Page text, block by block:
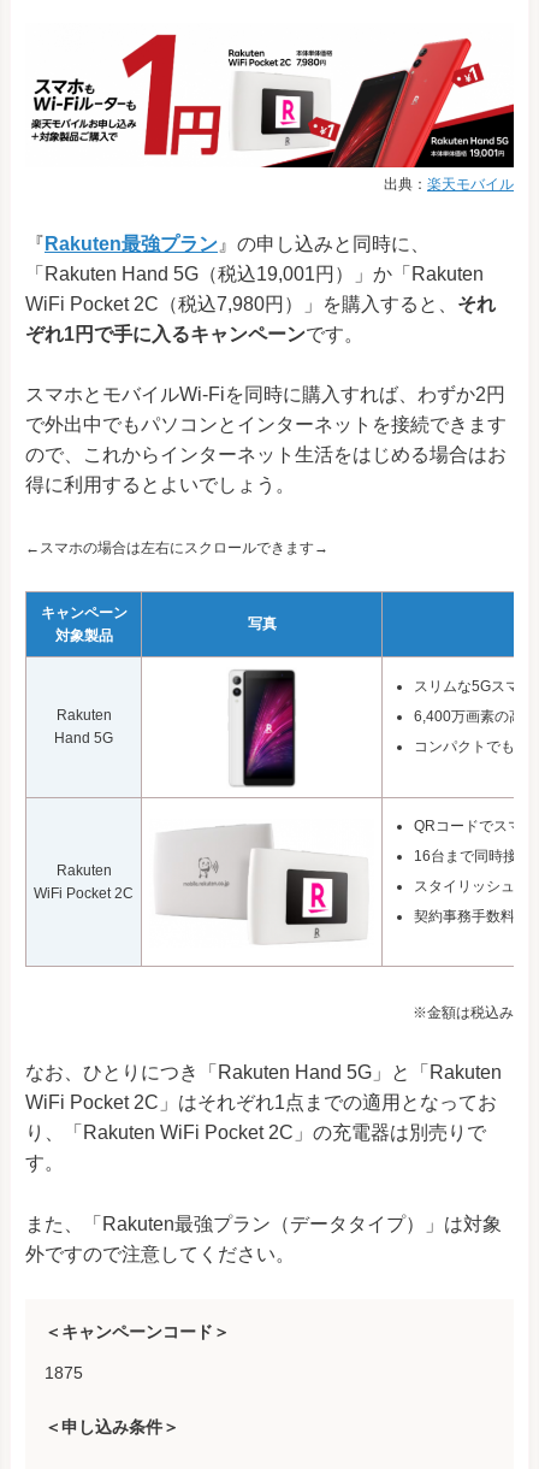
出典： 楽天モバイル
『 Rakuten最強プラン 』の申し込みと同時に、
「Rakuten Hand 5G（税込19,001円）」か「Rakuten
WiFi Pocket 2C（税込7,980円）」を購入すると、 それ
ぞれ1円で手に入るキャンペーンです。
スマホとモバイルWi-Fiを同時に購入すれば、わずか2円
で外出中でもパソコンとインターネットを接続できます
ので、これからインターネット生活をはじめる場合はお
得に利用するとよいでしょう。
←スマホの場合は左右にスクロールできます→
キャンペーン
対象製品
写真
Rakuten
Hand 5G
スリムな5Gスマホ
6,400万画素の高
コンパクトでも安
Rakuten
WiFi Pocket 2C
QRコードでスマ
16台まで同時接続
スタイリッシュで
契約事務手数料 /
※金額は税込み
なお、ひとりにつき「Rakuten Hand 5G」と「Rakuten
WiFi Pocket 2C」はそれぞれ1点までの適用となってお
り、「Rakuten WiFi Pocket 2C」の充電器は別売りで
す。
また、「Rakuten最強プラン（データタイプ）」は対象
外ですので注意してください。
＜キャンペーンコード＞
1875
＜申し込み条件＞